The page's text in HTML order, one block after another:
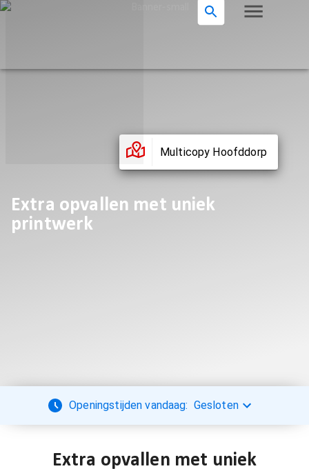
Multicopy Hoofddorp
Extra opvallen met uniek
printwerk
Openingstijden vandaag: Gesloten
Extra opvallen met uniek